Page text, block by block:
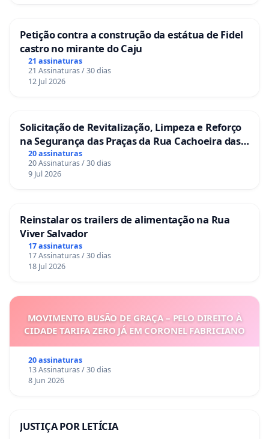
Petição contra a construção da estátua de Fidel
castro no mirante do Caju
21 assinaturas
21 Assinaturas / 30 dias
12 Jul 2026
Solicitação de Revitalização, Limpeza e Reforço
na Segurança das Praças da Rua Cachoeira das
Sete Ilhas
20 assinaturas
20 Assinaturas / 30 dias
9 Jul 2026
Reinstalar os trailers de alimentação na Rua
Viver Salvador
17 assinaturas
17 Assinaturas / 30 dias
18 Jul 2026
MOVIMENTO BUSÃO DE GRAÇA – PELO DIREITO À
CIDADE TARIFA ZERO JÁ EM CORONEL FABRICIANO
20 assinaturas
13 Assinaturas / 30 dias
8 Jun 2026
JUSTIÇA POR LETÍCIA